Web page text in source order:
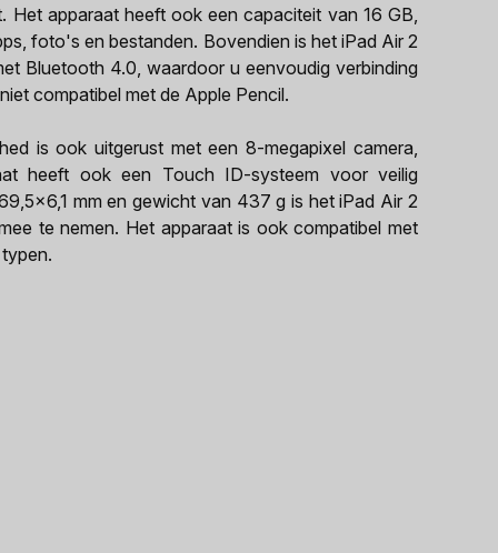
Het apparaat heeft ook een capaciteit van 16 GB,
foto's en bestanden. Bovendien is het iPad Air 2
Bluetooth 4.0, waardoor u eenvoudig verbinding
compatibel met de Apple Pencil.
is ook uitgerust met een 8-megapixel camera,
heeft ook een Touch ID-systeem voor veilig
mm en gewicht van 437 g is het iPad Air 2
te nemen. Het apparaat is ook compatibel met